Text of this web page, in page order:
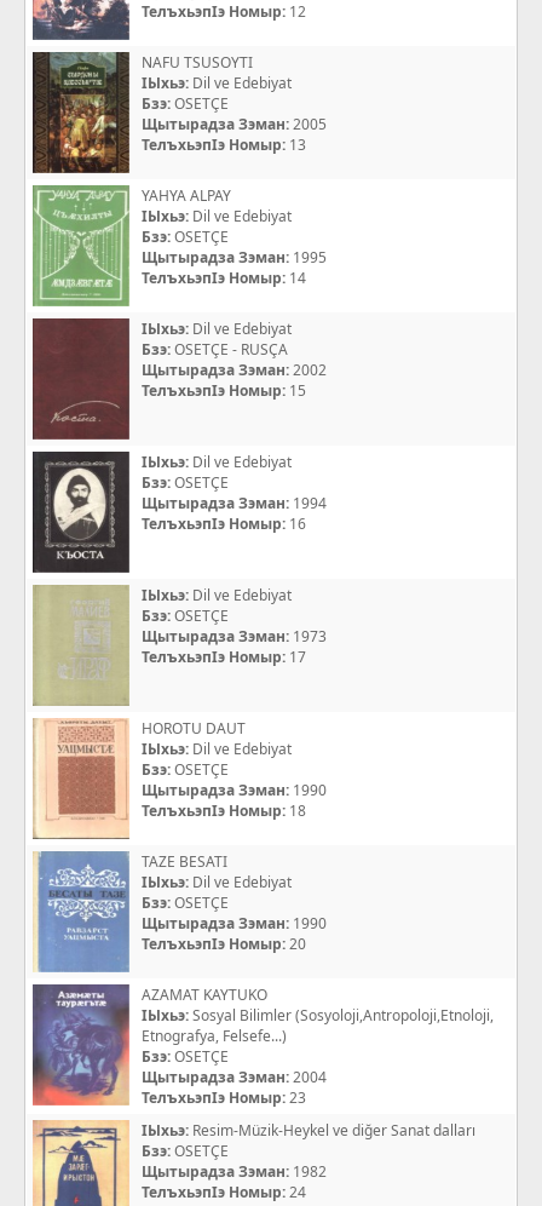
ТелъхьэпIэ Номыр: 12
NAFU TSUSOYTI
IЫхьэ: Dil ve Edebiyat
Бзэ:OSETÇE
Щытырадза Зэман:2005
ТелъхьэпIэ Номыр: 13
YAHYA ALPAY
IЫхьэ: Dil ve Edebiyat
Бзэ:OSETÇE
Щытырадза Зэман: 1995
ТелъхьэпIэ Номыр: 14
IЫхьэ: Dil ve Edebiyat
Бзэ:OSETÇE - RUSÇA
Щытырадза Зэман:2002
ТелъхьэпIэ Номыр: 15
IЫхьэ: Dil ve Edebiyat
Бзэ:OSETÇE
Щытырадза Зэман: 1994
ТелъхьэпIэ Номыр: 16
IЫхьэ: Dil ve Edebiyat
Бзэ:OSETÇE
Щытырадза Зэман: 1973
ТелъхьэпIэ Номыр: 17
HOROTU DAUT
IЫхьэ: Dil ve Edebiyat
Бзэ:OSETÇE
Щытырадза Зэман: 1990
ТелъхьэпIэ Номыр: 18
TAZE BESATI
IЫхьэ: Dil ve Edebiyat
Бзэ:OSETÇE
Щытырадза Зэман: 1990
ТелъхьэпIэ Номыр:20
AZAMAT KAYTUKO
IЫхьэ:Sosyal Bilimler (Sosyoloji,Antropoloji,Etnoloji,
Etnografya, Felsefe...)
Бзэ:OSETÇE
Щытырадза Зэман:2004
ТелъхьэпIэ Номыр:23
IЫхьэ: Resim-Müzik-Heykel ve diğer Sanat dalları
Бзэ:OSETÇE
Щытырадза Зэман: 1982
ТелъхьэпIэ Номыр:24